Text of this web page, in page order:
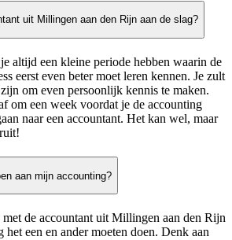
uit Millingen aan den Rijn aan de slag?
altijd een kleine periode hebben waarin de
eerst even beter moet leren kennen. Je zult
om even persoonlijk kennis te maken.
om een week voordat je de accounting
naar een accountant. Het kan wel, maar
aan mijn accounting?
de accountant uit Millingen aan den Rijn
een en ander moeten doen. Denk aan